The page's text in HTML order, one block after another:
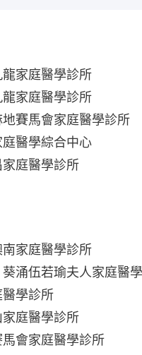
家庭醫學診所
家庭醫學診所
賽馬會家庭醫學診所
醫學綜合中心
庭醫學診所
家庭醫學診所
涌伍若瑜夫人家庭醫
學診所
庭醫學診所
會家庭醫學診所